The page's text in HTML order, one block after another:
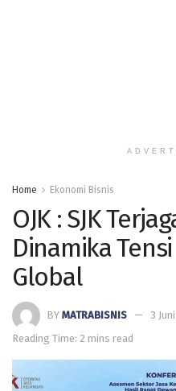
Home Ekonomi Bisnis
OJK : SJK
Dinamika
Global
BY MATRABISNIS
3
Reading Time: 2 mins read